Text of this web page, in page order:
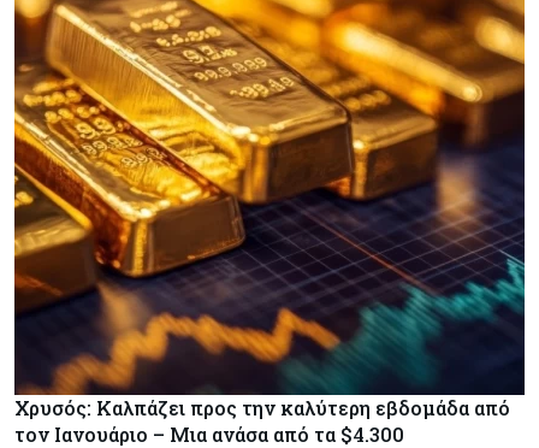
Χρυσός: Καλπάζει προς την καλύτερη εβδομάδα από
τον Ιανουάριο – Μια ανάσα από τα $4.300